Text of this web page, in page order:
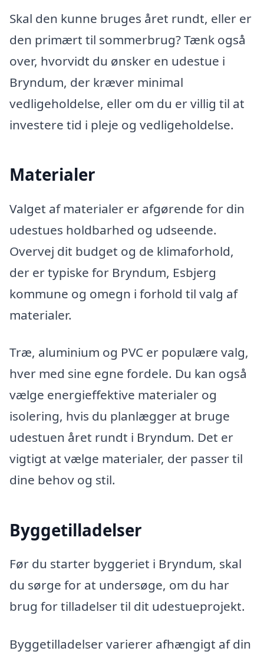
Skal den kunne bruges året rundt, eller er
den primært til sommerbrug? Tænk også
over, hvorvidt du ønsker en udestue i
Bryndum, der kræver minimal
vedligeholdelse, eller om du er villig til at
investere tid i pleje og vedligeholdelse.
Materialer
Valget af materialer er afgørende for din
udestues holdbarhed og udseende.
Overvej dit budget og de klimaforhold,
der er typiske for Bryndum, Esbjerg
kommune og omegn i forhold til valg af
materialer.
Træ, aluminium og PVC er populære valg,
hver med sine egne fordele. Du kan også
vælge energieffektive materialer og
isolering, hvis du planlægger at bruge
udestuen året rundt i Bryndum. Det er
vigtigt at vælge materialer, der passer til
dine behov og stil.
Byggetilladelser
Før du starter byggeriet i Bryndum, skal
du sørge for at undersøge, om du har
brug for tilladelser til dit udestueprojekt.
Byggetilladelser varierer afhængigt af din